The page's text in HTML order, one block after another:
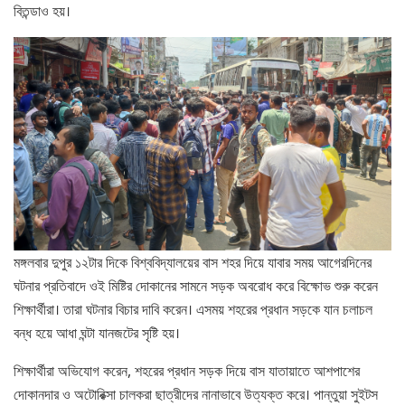
বিতন্ডাও হয়।
মঙ্গলবার দুপুর ১২টার দিকে বিশ্ববিদ্যালয়ের বাস শহর দিয়ে যাবার সময় আগেরদিনের
ঘটনার প্রতিবাদে ওই মিষ্টির দোকানের সামনে সড়ক অবরোধ করে বিক্ষোভ শুরু করেন
শিক্ষার্থীরা। তারা ঘটনার বিচার দাবি করেন। এসময় শহরের প্রধান সড়কে যান চলাচল
বন্ধ হয়ে আধা ঘন্টা যানজটের সৃষ্টি হয়।
শিক্ষার্থীরা অভিযোগ করেন, শহরের প্রধান সড়ক দিয়ে বাস যাতায়াতে আশপাশের
দোকানদার ও অটোরিক্সা চালকরা ছাত্রীদের নানাভাবে উত্যক্ত করে। পান্তুয়া সুইটস